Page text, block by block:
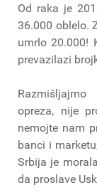
Od raka je
36.000 oblelo.
umrlo 20.000!
prevazilazi
opreza, nije
nemojte nam
banci i
Srbija je
da proslave